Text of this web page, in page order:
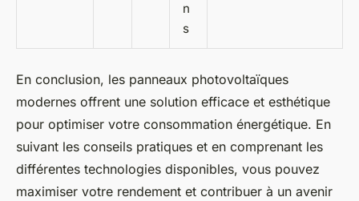
n
s
En conclusion, les panneaux photovoltaïques
modernes offrent une solution efficace et esthétique
pour optimiser votre consommation énergétique. En
suivant les conseils pratiques et en comprenant les
différentes technologies disponibles, vous pouvez
maximiser votre rendement et contribuer à un avenir